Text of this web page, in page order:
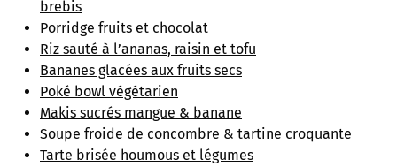
brebis
Porridge fruits et chocolat
Riz sauté à l’ananas, raisin et tofu
Bananes glacées aux fruits secs
Poké bowl végétarien
Makis sucrés mangue & banane
Soupe froide de concombre & tartine croquante
Tarte brisée houmous et légumes